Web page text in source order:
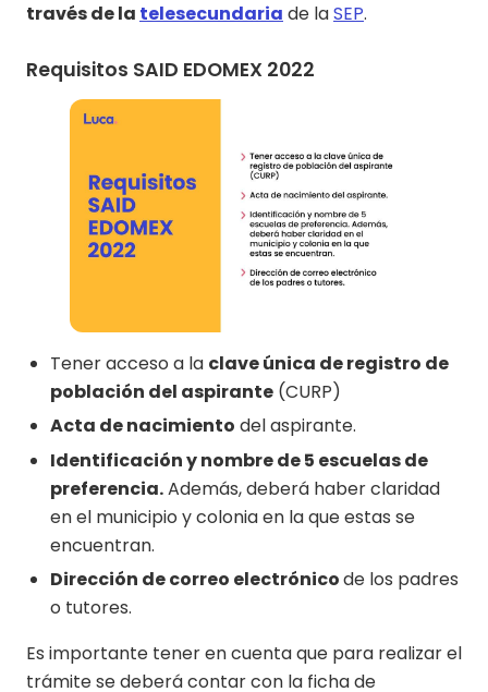
través de la telesecundaria de laSEP.
Requisitos SAID EDOMEX 2022
Tener acceso a la clave única de registro de
población del aspirante(CURP)
Acta de nacimiento del aspirante.
Identificación y nombre de 5 escuelas de
preferencia.Además, deberá haber claridad
en el municipio y colonia en la que estas se
encuentran.
Dirección de correo electrónicode los padres
o tutores.
Es importante tener en cuenta que para realizar el
trámite se deberá contar con la ficha de